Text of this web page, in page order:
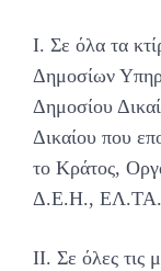
Ι. Σε όλα τα
Δημοσίων
Δημοσίου
Δικαίου που
το Κράτος,
Δ.Ε.Η., ΕΛ.ΤΑ.
II. Σε όλες τις